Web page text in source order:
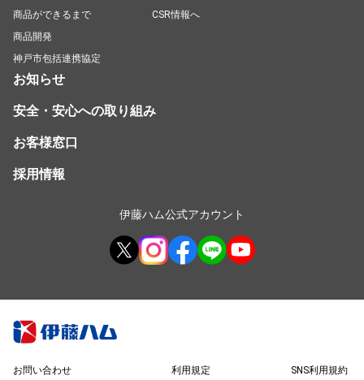
商品ができるまで
商品開発
神戸市包括連携協定
CSR情報へ
お知らせ
安全・安心への取り組み
お客様窓口
採用情報
伊藤ハム公式アカウント
お問い合わせ 利用規定 SNS利用規約